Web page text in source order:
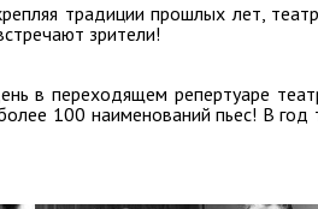
традиции прошлых лет,
зрители!
в переходящем репертуаре
100 наименований пьес! В